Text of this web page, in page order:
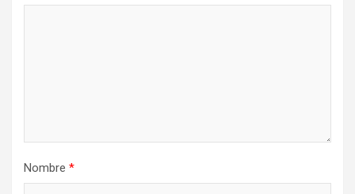
Nombre *